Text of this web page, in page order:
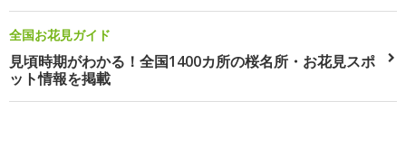
全国お花見ガイド
見頃時期がわかる！全国1400カ所の桜名所・お花見スポ
ット情報を掲載